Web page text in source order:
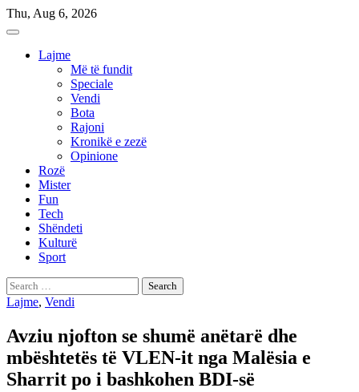
Skip
to
Thu, Aug 6, 2026
Lajme
Më të fundit
Speciale
Vendi
Bota
Rajoni
Kronikë e zezë
Opinione
Rozë
Mister
Fun
Tech
Shëndeti
Kulturë
Sport
Search
for:
Lajme, Vendi
Avziu njofton se shumë anëtarë dhe
mbështetës të VLEN-it nga Malësia e
Sharrit po i bashkohen BDI-së